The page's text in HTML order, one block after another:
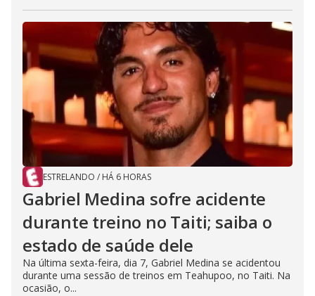
ESTRELANDO / HÁ 6 HORAS
Gabriel Medina sofre acidente
durante treino no Taiti; saiba o
estado de saúde dele
Na última sexta-feira, dia 7, Gabriel Medina se acidentou
durante uma sessão de treinos em Teahupoo, no Taiti. Na
ocasião, o...